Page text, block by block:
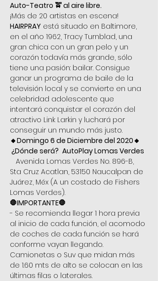
Auto-Teatro 🚖 al aire libre.
¡Más de 20 artistas en escena!
HAIRPRAY está situado en Baltimore,
en el año 1962, Tracy Turnblad, una
gran chica con un gran pelo y un
corazón todavía más grande, sólo
tiene una pasión: bailar. Consigue
ganar un programa de baile de la
televisión local y se convierte en una
celebridad adolescente que
intentará conquistar el corazón del
atractivo Link Larkin y luchará por
conseguir un mundo más justo.
🔸Domingo 6 de Diciembre del 2020🔸
¿Dónde será? AutoPlay Lomas Verdes
Avenida Lomas Verdes No. 896-B,
Sta Cruz Acatlan, 53150 Naucalpan de
Juárez, Méx (A un costado de Fishers
Lomas Verdes).
🛑IMPORTANTE🛑
- Se recomienda llegar 1 hora previa
al inicio de cada función, el acomodo
de coches de cada función se hará
conforme vayan llegando.
Camionetas o Suv que midan más
de 1.60 mts de alto se colocan en las
últimas filas o laterales.